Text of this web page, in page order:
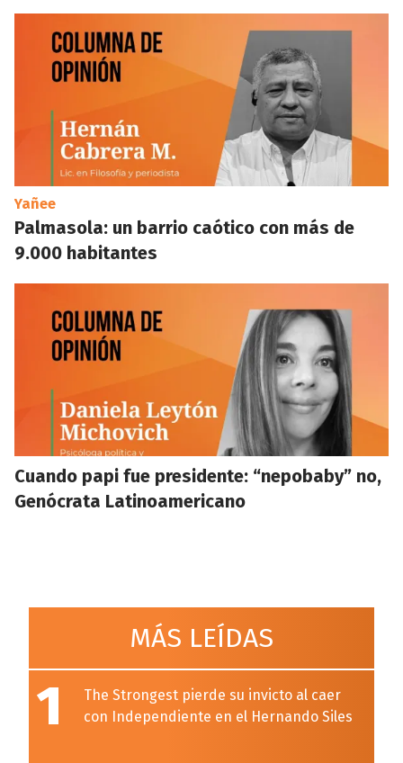
Yañee
Palmasola: un barrio caótico con más de
9.000 habitantes
Cuando papi fue presidente: “nepobaby” no,
Genócrata Latinoamericano
MÁS LEÍDAS
1
The Strongest pierde su invicto al caer
con Independiente en el Hernando Siles